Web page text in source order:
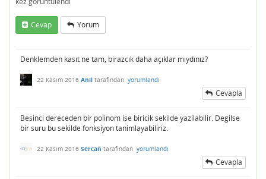
Cevap Yorum
Denklemden kasıt ne tam, birazcık daha açıklar mıydınız?
22 Kasım 2016 Anil tarafından yorumlandı
Cevapla
Besinci dereceden bir polinom ise biricik sekilde yazilabilir. Degilse
bir suru bu sekilde fonksiyon tanimlayabiliriz.
22 Kasım 2016 Sercan tarafından yorumlandı
Cevapla